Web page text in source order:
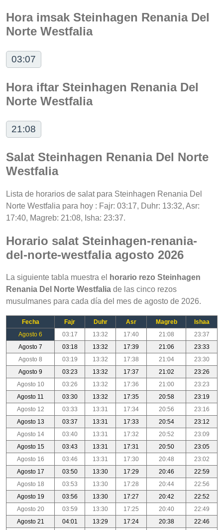
Hora imsak Steinhagen Renania Del
Norte Westfalia
03:07
Hora iftar Steinhagen Renania Del
Norte Westfalia
21:08
Salat Steinhagen Renania Del Norte
Westfalia
Lista de horarios de salat para Steinhagen Renania Del
Norte Westfalia para hoy : Fajr: 03:17, Duhr: 13:32, Asr:
17:40, Magreb: 21:08, Isha: 23:37.
Horario salat Steinhagen-renania-
del-norte-westfalia agosto 2026
La siguiente tabla muestra el
horario rezo Steinhagen
Renania Del Norte Westfalia de las cinco rezos
musulmanes para cada día del mes de agosto de 2026.
Fecha Fajr Duhr Asr Magreb
Ishaa
Agosto 6
03:17 13:32 17:40 21:08
23:37
Agosto 7
03:18 13:32 17:39 21:06
23:33
Agosto 8
03:19 13:32 17:38 21:04
23:30
Agosto 9
03:23 13:32 17:37 21:02
23:26
Agosto 10
03:26 13:32 17:36 21:00
23:23
Agosto 11
03:30 13:32 17:35 20:58
23:19
Agosto 12
03:33 13:31 17:34 20:56
23:16
Agosto 13
03:37 13:31 17:33 20:54
23:12
Agosto 14
03:40 13:31 17:32 20:52
23:09
Agosto 15
03:43 13:31 17:31 20:50
23:05
Agosto 16
03:46 13:31 17:30 20:48
23:02
Agosto 17
03:50 13:30 17:29 20:46
22:59
Agosto 18
03:53 13:30 17:28 20:44
22:56
Agosto 19
03:56 13:30 17:27 20:42
22:52
Agosto 20
03:59 13:30 17:25 20:40
22:49
Agosto 21
04:01 13:29 17:24 20:38
22:46